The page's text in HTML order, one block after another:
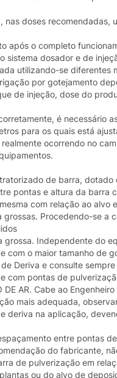
doses recomendadas,
após o completo
sistema dosador e de
utilizando-se
por gotejamento
de injeção, dose do
é necessário
para os quais está
ocorrendo no
de barra,
pontas e altura da barra
com relação ao
Procedendo-se a
grossa. Independente do
com o maior tamanho de
Deriva e consulte
com pontas de
AR. Cabe ao
mais adequada,
deriva na aplicação,
entre pontas
do fabricante,
de pulverização em
ou do alvo de